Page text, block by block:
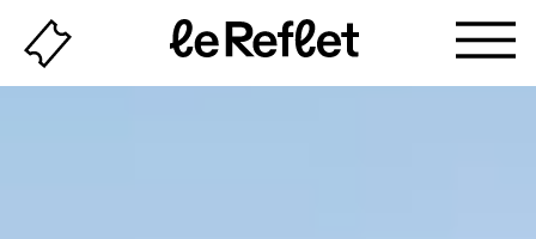
Billeterie
Page
d'accueil